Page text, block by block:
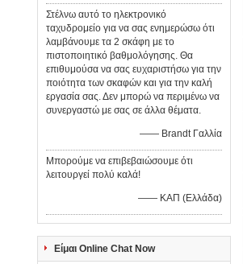
Στέλνω αυτό το ηλεκτρονικό
ταχυδρομείο για να σας ενημερώσω ότι
λαμβάνουμε τα 2 σκάφη με το
πιστοποιητικό βαθμολόγησης. Θα
επιθυμούσα να σας ευχαριστήσω για την
ποιότητα των σκαφών και για την καλή
εργασία σας. Δεν μπορώ να περιμένω να
συνεργαστώ με σας σε άλλα θέματα.
—— Brandt Γαλλία
Μπορούμε να επιβεβαιώσουμε ότι
λειτουργεί πολύ καλά!
—— ΚΑΠ (Ελλάδα)
Είμαι Online Chat Now